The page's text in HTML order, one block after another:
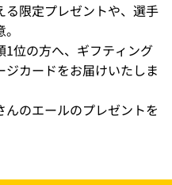
限定プレゼントや、選手
1位の方へ、ギフティング
カードをお届けいたしま
のエールのプレゼントを